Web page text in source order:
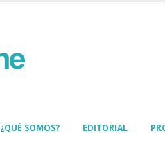
¿QUÉ SOMOS? EDITORIAL